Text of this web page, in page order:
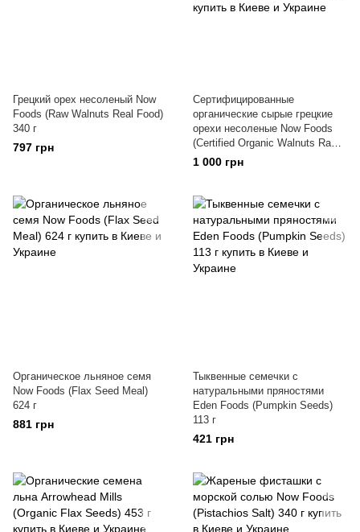
Грецкий орех несоленый Now
Foods (Raw Walnuts Real Food)
340 г
797 грн
Сертифицированные
органические сырые грецкие
орехи несоленые Now Foods
(Certified Organic Walnuts Raw
Halves and Pieces) 340 г
1 000 грн
Органическое льняное семя
Now Foods (Flax Seed Meal)
624 г
881 грн
Тыквенные семечки с
натуральными пряностями
Eden Foods (Pumpkin Seeds)
113 г
421 грн